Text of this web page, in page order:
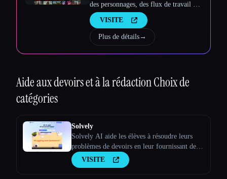
des personnages, des flux de travail et
des vidéos cohérents
VISITE
Plus de détails→
Aide aux devoirs et à la rédactionChoix de
catégories
Solvely
Solvely AI aide les élèves à résoudre leurs
problèmes de devoirs en leur fournissant des
explications étape par étape sur des sujets tels
que les mathématiques, les sciences, les arts
VISITE